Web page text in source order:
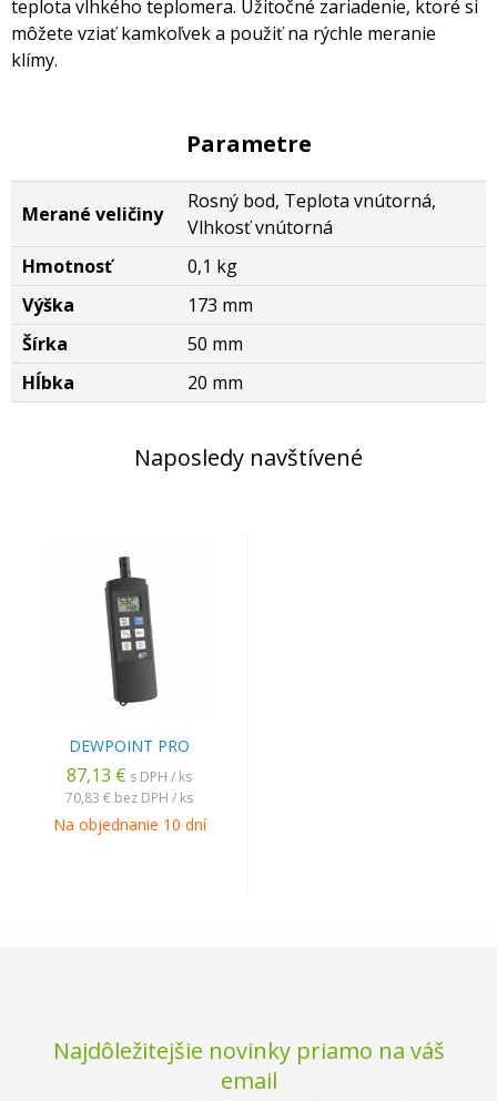
teplota vlhkého teplomera. Užitočné zariadenie, ktoré si
môžete vziať kamkoľvek a použiť na rýchle meranie
klímy.
Parametre
Merané veličiny
Rosný bod, Teplota vnútorná,
Vlhkosť vnútorná
Hmotnosť
0,1 kg
Výška
173 mm
Šírka
50 mm
Hĺbka
20 mm
Naposledy navštívené
DEWPOINT PRO
87,13 € s DPH / ks
70,83 € bez DPH / ks
Na objednanie 10 dní
Najdôležitejšie novinky priamo na váš
email